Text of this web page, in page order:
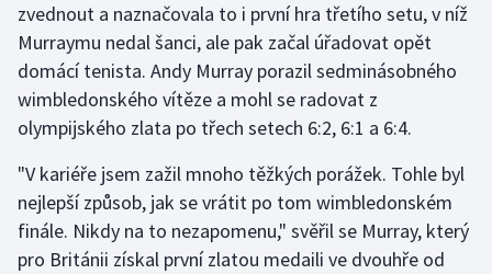
Ragby
Rychlobruslení
Rychlostní kanoistika
Short track
Sportovní střelba
zvednout a naznačovala to i první hra třetího setu, v níž
Murraymu nedal šanci, ale pak začal úřadovat opět
domácí tenista. Andy Murray porazil sedminásobného
wimbledonského vítěze a mohl se radovat z
olympijského zlata po třech setech 6:2, 6:1 a 6:4.
"V kariéře jsem zažil mnoho těžkých porážek. Tohle byl
nejlepší způsob, jak se vrátit po tom wimbledonském
finále. Nikdy na to nezapomenu," svěřil se Murray, který
pro Británii získal první zlatou medaili ve dvouhře od